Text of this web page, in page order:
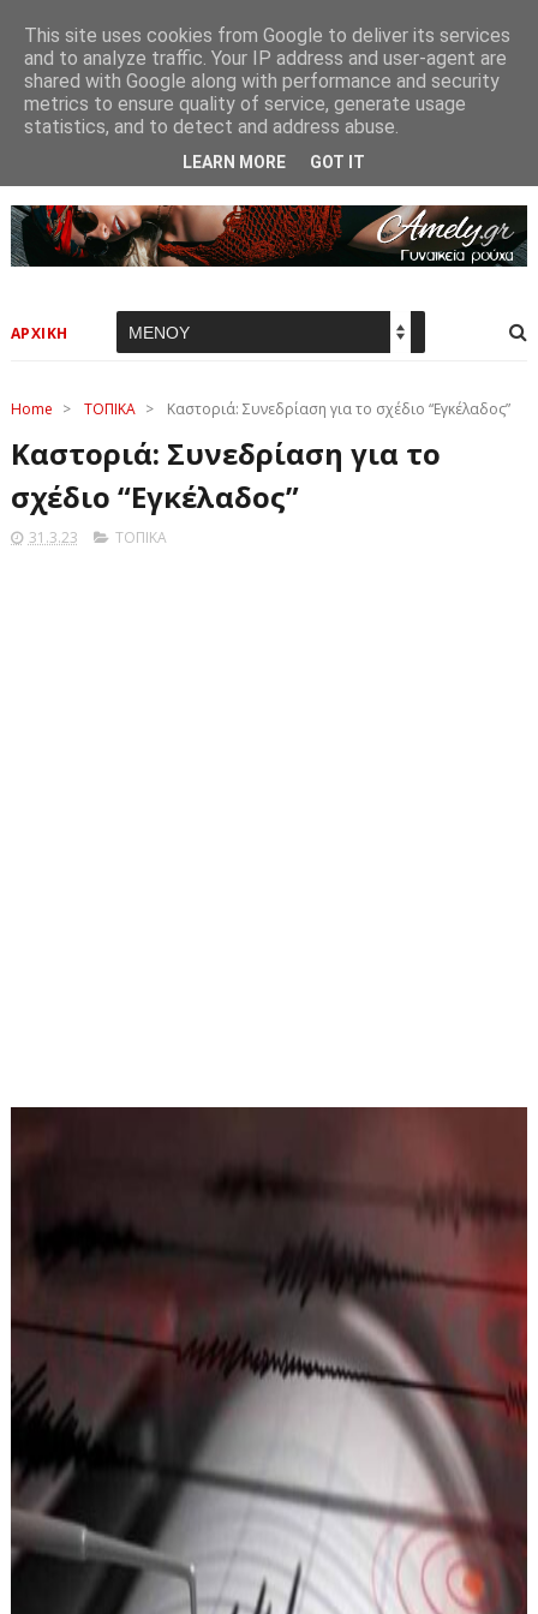
ΑΡΧΙΚΗ
Home > ΤΟΠΙΚΑ > Καστοριά: Συνεδρίαση για το σχέδιο “Εγκέλαδος”
Καστοριά: Συνεδρίαση για το
σχέδιο “Εγκέλαδος”
31.3.23 ΤΟΠΙΚΑ
This site uses cookies from Google to deliver its services
and to analyze traffic. Your IP address and user-agent are
shared with Google along with performance and security
metrics to ensure quality of service, generate usage
statistics, and to detect and address abuse.
LEARN MORE GOT IT